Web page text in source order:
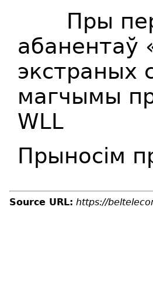
Пры
абанентаў
экстраных
магчымы
WLL
Прыносім
Source URL: https://